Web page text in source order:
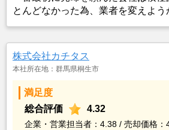
とんどなかった為、業者を変えよ
広告としてもよかったのだと思う。
株式会社カチタス
本社所在地：群馬県桐生市
満足度
総合評価
4.32
企業・営業担当者：4.38 / 売却価格：